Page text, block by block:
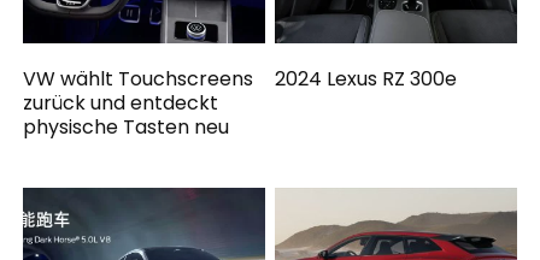
VW wählt Touchscreens
zurück und entdeckt
physische Tasten neu
2024 Lexus RZ 300e